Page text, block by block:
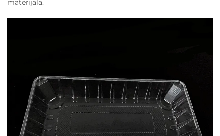
materijala.